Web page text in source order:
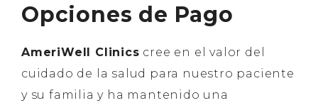
Opciones de Pago
AmeriWell Clinics cree en el valor del
cuidado de la salud para nuestro paciente
y su familia y ha mantenido una